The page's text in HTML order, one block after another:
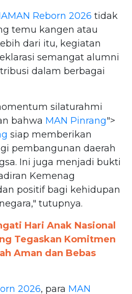
Reborn 2026 tidak
temu kangen atau
dari itu, kegiatan
semangat alumni
dalam berbagai
silaturahmi
bahwa MAN Pinrang">
siap memberikan
pembangunan daerah
Ini juga menjadi bukti
Kemenag
positif bagi kehidupan
tutupnya.
Hari Anak Nasional
Tegaskan Komitmen
Aman dan Bebas
2026, para MAN